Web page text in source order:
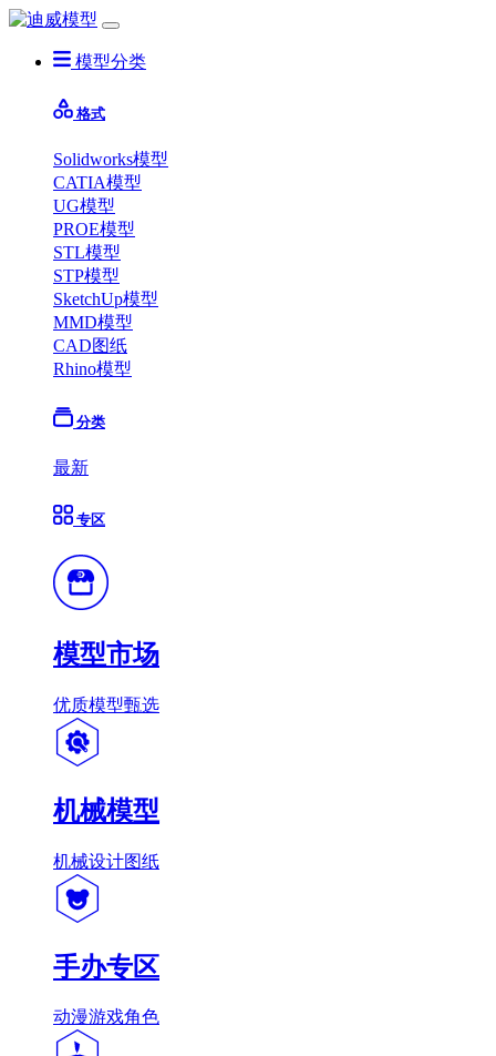
模型分类
格式
Solidworks模型
CATIA模型
UG模型
PROE模型
STL模型
STP模型
SketchUp模型
MMD模型
CAD图纸
Rhino模型
分类
最新
专区
模型市场
优质模型甄选
机械模型
机械设计图纸
手办专区
动漫游戏角色